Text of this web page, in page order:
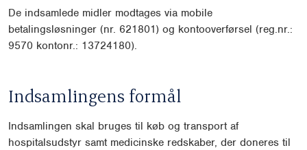
De indsamlede midler modtages via mobile
betalingsløsninger (nr. 621801) og kontooverførsel (reg.nr.:
9570 kontonr.: 13724180).
Indsamlingens formål
Indsamlingen skal bruges til køb og transport af
hospitalsudstyr samt medicinske redskaber, der doneres til